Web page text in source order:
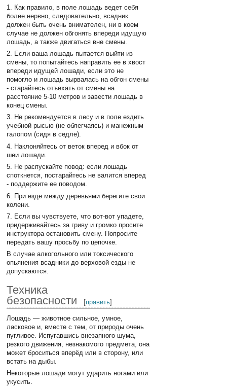
1. Как правило, в поле лошадь ведет себя
более нервно, следовательно, всадник
должен быть очень внимателен, ни в коем
случае не должен обгонять впереди идущую
лошадь, а также двигаться вне смены.
2. Если ваша лошадь пытается выйти из
смены, то попытайтесь направить ее в хвост
впереди идущей лошади, если это не
помогло и лошадь вырвалась на обгон смены
- старайтесь отъехать от смены на
расстояние 5-10 метров и завести лошадь в
конец смены.
3. Не рекомендуется в лесу и в поле ездить
учебной рысью (не облегчаясь) и манежным
галопом (сидя в седле).
4. Наклоняйтесь от веток вперед и вбок от
шеи лошади.
5. Не распускайте повод: если лошадь
споткнется, постарайтесь не валится вперед
- поддержите ее поводом.
6. При езде между деревьями берегите свои
колени.
7. Если вы чувствуете, что вот-вот упадете,
придерживайтесь за гриву и громко просите
инструктора остановить смену. Попросите
передать вашу просьбу по цепочке.
В случае алкогольного или токсического
опьянения всадники до верховой езды не
допускаются.
Техника
безопасности
[править]
Лошадь — животное сильное, умное,
ласковое и, вместе с тем, от природы очень
пугливое. Испугавшись внезапного шума,
резкого движения, незнакомого предмета, она
может броситься вперёд или в сторону, или
встать на дыбы.
Некоторые лошади могут ударить ногами или
укусить.